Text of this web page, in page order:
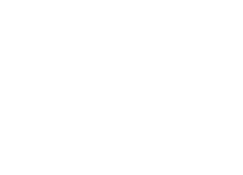
的单位，租金
们开始怀疑他们的邻居可能犯了谋杀罪。这部影片巧妙地融合了
了一场仅有一次的演出再度合体，前提是他们得克服接踵而来的重
und Lena (Nhung Hong) sind beste Freundinn